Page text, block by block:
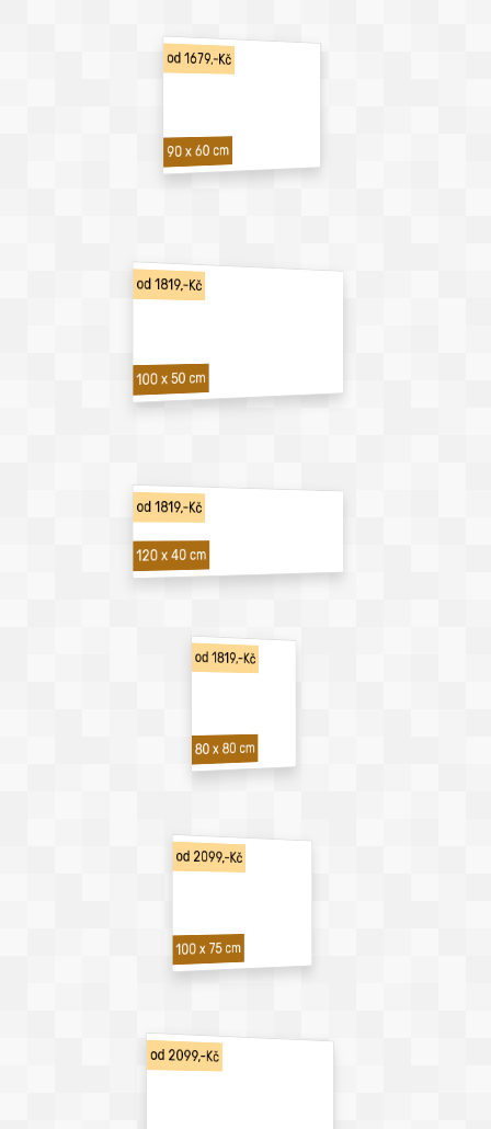
od 1679,-Kč
90 x 60 cm
od 1819,-Kč
100 x 50 cm
od 1819,-Kč
120 x 40 cm
od 1819,-Kč
80 x 80 cm
od 2099,-Kč
100 x 75 cm
od 2099,-Kč